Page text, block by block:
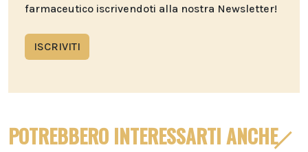
farmaceutico iscrivendoti alla nostra Newsletter!
ISCRIVITI
POTREBBERO INTERESSARTI ANCHE